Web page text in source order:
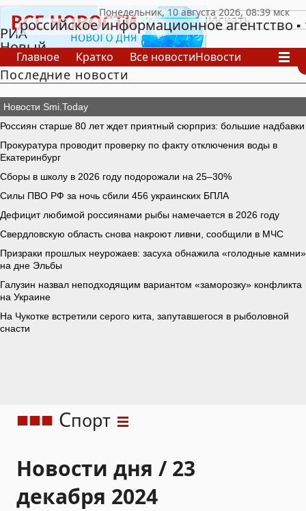
РИА
Новый
День
российское информационное агентство
Главное Кратко Все новостиНовости
В России
В мире
СпецпроектыПроекты Архив
Последние новости
Спорт
Новости дня / 23
декабря 2024